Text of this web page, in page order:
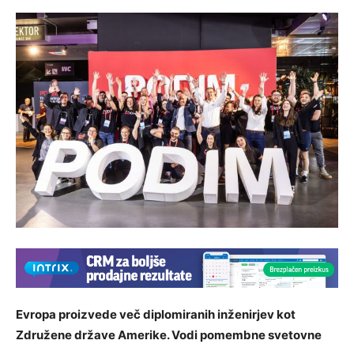
Evropa proizvede več diplomiranih inženirjev kot
Združene države Amerike. Vodi pomembne svetovne